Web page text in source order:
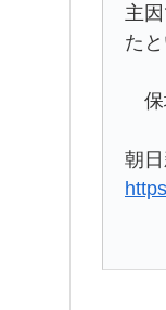
主
たと
保
朝